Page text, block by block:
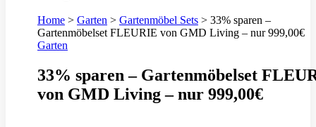
Home > Garten > Gartenmöbel Sets > 33% sparen –
Gartenmöbelset FLEURIE von GMD Living – nur 999,00€
Garten
33% sparen – Gartenmöbelset
von GMD Living – nur 999,00€